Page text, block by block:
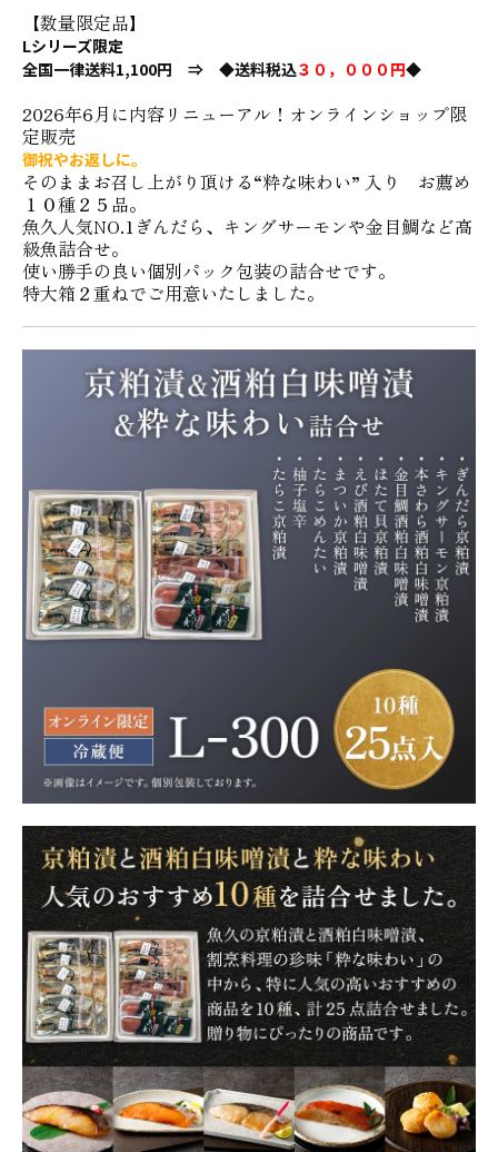
【数量限定品】
Lシリーズ限定
全国一律送料1,100円 ⇒ ◆送料税込３０，０００円◆
2026年6月に内容リニューアル！オンラインショップ限
定販売
御祝やお返しに。
そのままお召し上がり頂ける“粋な味わい” 入り お薦め
１０種２５品。
魚久人気NO.1ぎんだら、キングサーモンや金目鯛など高
級魚詰合せ。
使い勝手の良い個別パック包装の詰合せです。
特大箱２重ねでご用意いたしました。